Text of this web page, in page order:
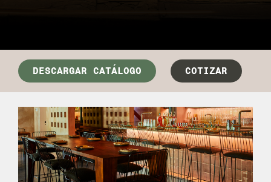
DESCARGAR CATÁLOGO COTIZAR